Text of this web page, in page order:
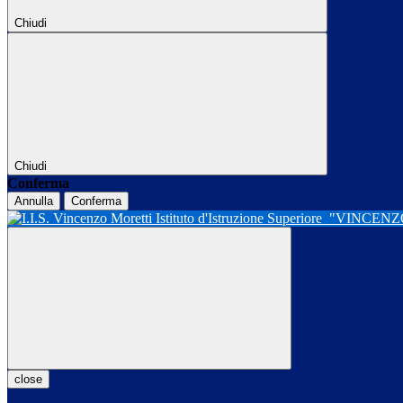
Chiudi
Chiudi
Conferma
Annulla Conferma
Istituto d'Istruzione Superiore
close